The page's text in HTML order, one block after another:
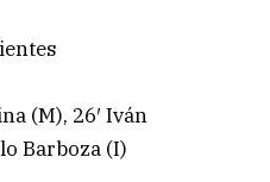
(M), 26′ Iván
Barboza (I)